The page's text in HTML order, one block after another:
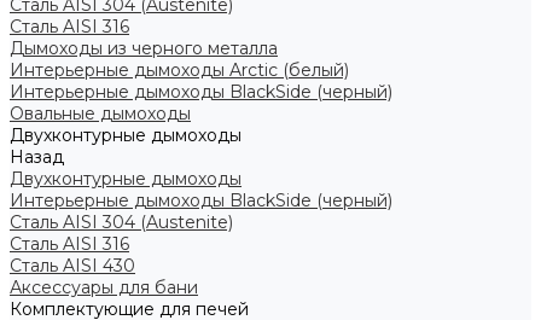
Сталь AISI 304 (Austenite)
Сталь AISI 316
Дымоходы из черного металла
Интерьерные дымоходы Arctic (белый)
Интерьерные дымоходы BlackSide (черный)
Овальные дымоходы
Двухконтурные дымоходы
Назад
Двухконтурные дымоходы
Интерьерные дымоходы BlackSide (черный)
Сталь AISI 304 (Austenite)
Сталь AISI 316
Сталь AISI 430
Аксессуары для бани
Комплектующие для печей